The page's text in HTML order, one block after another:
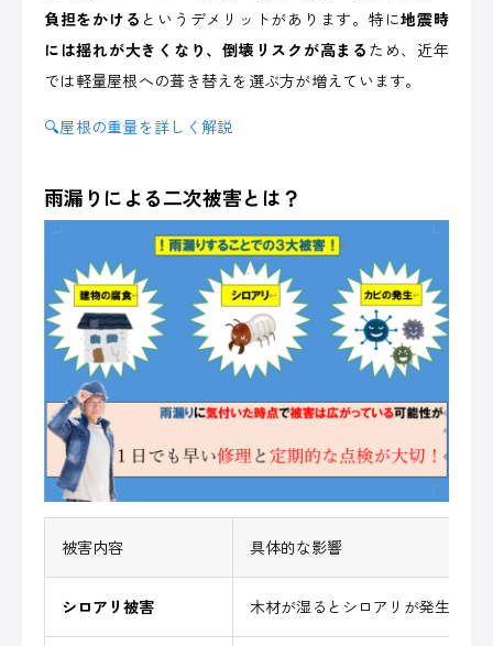
負担をかける というデメリットがあります。特に地震時
には揺れが大きくなり、倒壊リスクが高まる ため、近年
では軽量屋根への葺き替えを選ぶ方が増えています。
🔍屋根の重量を詳しく解説
雨漏りによる二次被害とは？
被害内容 具体的な影響
シロアリ被害 木材が湿るとシロアリが発生し、